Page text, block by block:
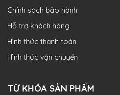
Chính sách bảo hành
Hỗ trợ khách hàng
Hình thức thanh toán
Hình thức vận chuyển
TỪ KHÓA SẢN PHẨM